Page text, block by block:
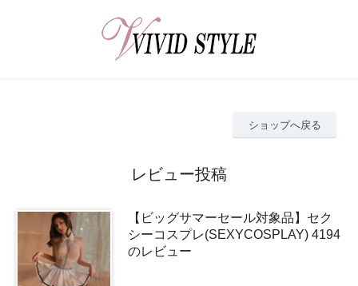
ショップへ戻る
レビュー投稿
【ビッグサマーセール対象品】セク
シーコスプレ(SEXYCOSPLAY) 4194
のレビュー